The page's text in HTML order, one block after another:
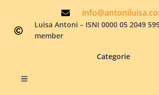
Luisa Antoni – ISNI 0000 05 2049
member
Categorie